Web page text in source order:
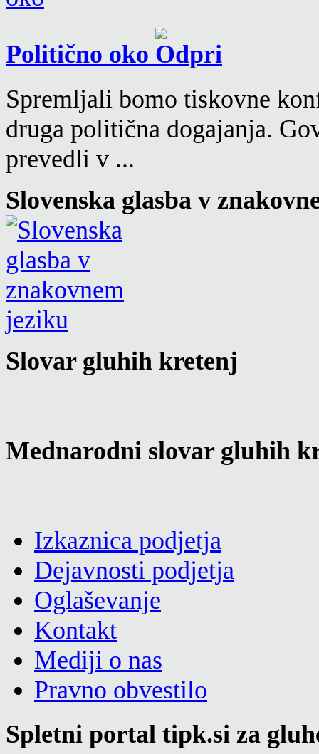
Politično oko
Spremljali bomo tiskovne
druga politična dogajanja.
prevedli v ...
Slovenska glasba v
Slovar gluhih kretenj
Mednarodni slovar gluhih
Izkaznica podjetja
Dejavnosti podjetja
Oglaševanje
Kontakt
Mediji o nas
Pravno obvestilo
Spletni portal tipk.si za